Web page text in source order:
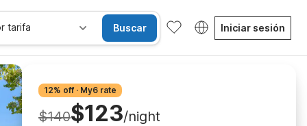
tarifa Buscar Iniciar sesión
12% off · My6 rate
$140$123/night